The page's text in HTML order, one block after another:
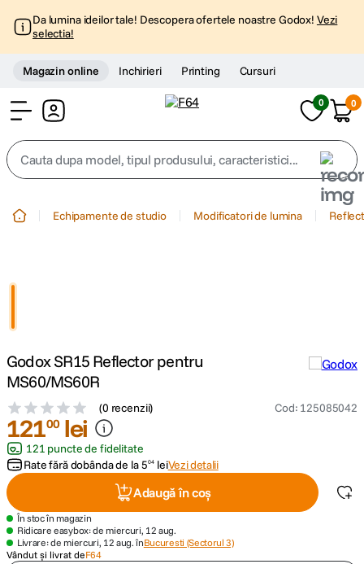
Da lumina ideilor tale! Descopera ofertele noastre Godox! Vezi
selectia!
Magazin online Inchirieri Printing Cursuri
0 0
Cauta dupa model, tipul produsului, caracteristici...
4. peak design
canon sx740 hs
6. lavaliera
ulanzi
8. godox
9. card memorie
Echipamente de studio Modificatori de lumina
Godox SR15 Reflector pentru
MS60/MS60R
(0 recenzii) Cod: 125085042
12100 lei
121 puncte de fidelitate
Rate fără dobânda de la504 leiVezi detalii
Adaugă în coș
În stoc în magazin
Ridicare easybox: de miercuri, 12 aug.
Livrare: de miercuri, 12 aug. înBucuresti (Sectorul 3)
Vândut și livrat deF64